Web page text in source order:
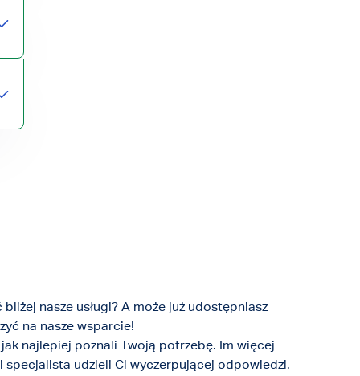
nasze usługi? A może już udostępniasz
na nasze wsparcie!
najlepiej poznali Twoją potrzebę. Im więcej
udzieli Ci wyczerpującej odpowiedzi.